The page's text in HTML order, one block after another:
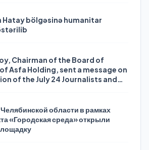
Hatay bölgəsinə humanitar
Chairman of the Board of
Asfa Holding, sent a message on
of the July 24 Journalists and
области в рамках
«Городская среда» открыли